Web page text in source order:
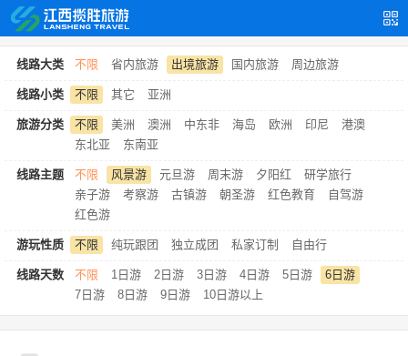
线路大类 不限 省内旅游 出境旅游 国内旅游 周边旅游
线路小类 不限 其它 亚洲
旅游分类 不限 美洲 澳洲 中东非 海岛 欧洲 印尼
港澳
东北亚
东南亚
线路主题 不限 风景游 元旦游 周末游 夕阳红
研学旅行
亲子游
考察游 古镇游 朝圣游 红色教育
自驾游
红色游
游玩性质 不限 纯玩跟团 独立成团 私家订制 自由行
线路天数 不限 1日游 2日游 3日游 4日游 5日游
6日游
7日游
8日游 9日游 10日游以上